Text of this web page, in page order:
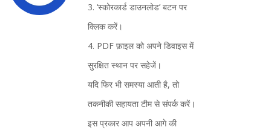
3. ‘स्कोरकार्ड डाउनलोड’ बटन पर
क्लिक करें।
4. PDF फ़ाइल को अपने डिवाइस में
सुरक्षित स्थान पर सहेजें।
यदि फिर भी समस्या आती है, तो
तकनीकी सहायता टीम से संपर्क करें।
इस प्रकार आप अपनी आगे की